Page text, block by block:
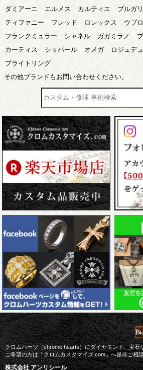
ダミアーニ
エルメス カルティエ ブルガリ
ティファニー
フレッド ロレックス ウブロ
フランクミュラー
シャネル ガガミラノ
カーティス
ショパール オメガ ロジェデ
ブライトリング
その他ブランドもお問い合わせください。
クロムハーツ（chrome hearts）にダイヤモンド、宝石
ご希望の方は「クロムカスタマイズ.com」へ是非ご相
株式会社 アンリシール